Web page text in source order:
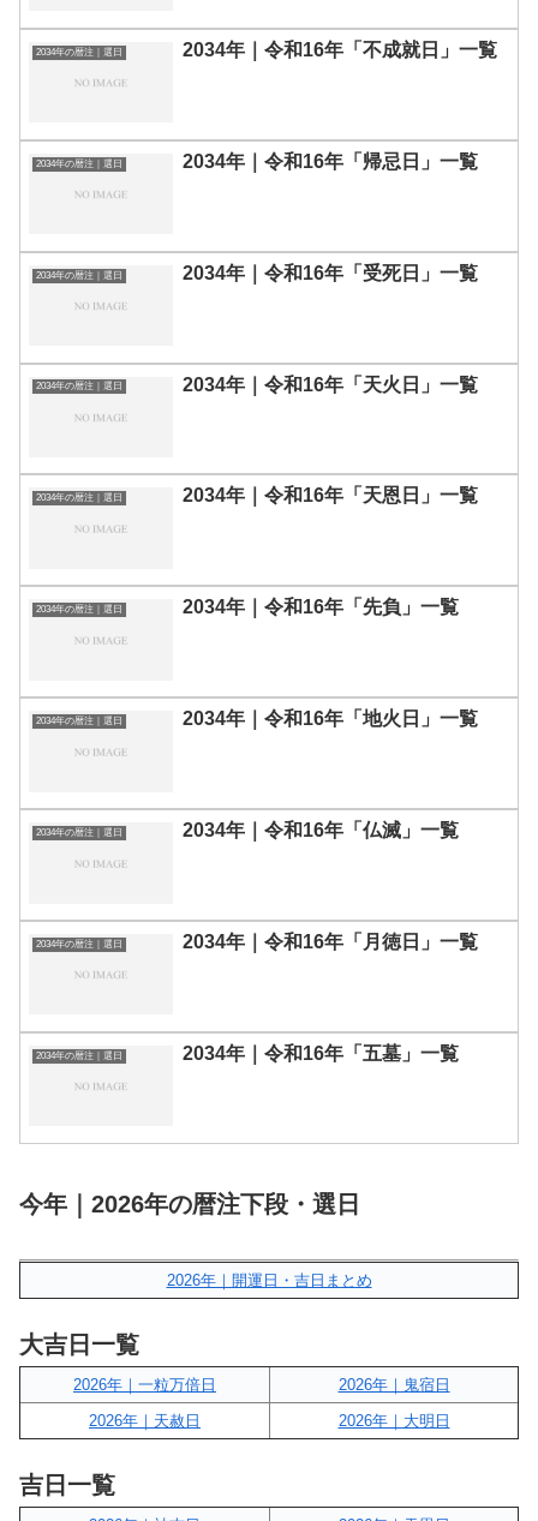
2034年の暦注｜選日 2034年｜令和16年「不成就日」一覧
2034年の暦注｜選日 2034年｜令和16年「帰忌日」一覧
2034年の暦注｜選日 2034年｜令和16年「受死日」一覧
2034年の暦注｜選日 2034年｜令和16年「天火日」一覧
2034年の暦注｜選日 2034年｜令和16年「天恩日」一覧
2034年の暦注｜選日 2034年｜令和16年「先負」一覧
2034年の暦注｜選日 2034年｜令和16年「地火日」一覧
2034年の暦注｜選日 2034年｜令和16年「仏滅」一覧
2034年の暦注｜選日 2034年｜令和16年「月徳日」一覧
2034年の暦注｜選日 2034年｜令和16年「五墓」一覧
今年｜2026年の暦注下段・選日
2026年｜開運日・吉日まとめ
大吉日一覧
2026年｜一粒万倍日
2026年｜鬼宿日
2026年｜天赦日
2026年｜大明日
吉日一覧